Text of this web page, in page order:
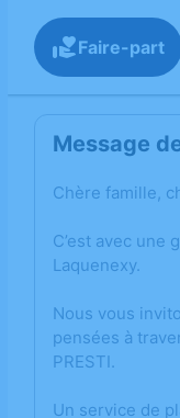
Faire-part
Message
Chère famille,
C’est avec une
Laquenexy.
Nous vous
pensées à
PRESTI.
Un service de